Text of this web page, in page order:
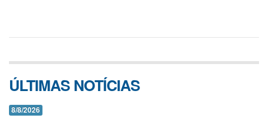
ÚLTIMAS NOTÍCIAS
8/8/2026